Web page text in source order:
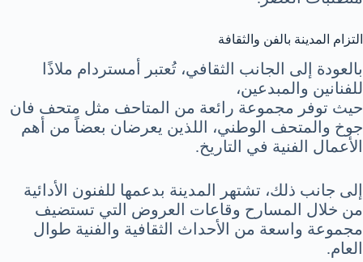
التزام المدينة بالفن والثقافة
بالعودة إلى الجانب الثقافي، تُعتبر أمستردام ملاذًا
للفنانين والمبدعين،
حيث توفر مجموعة رائعة من المتاحف مثل متحف فان
جوخ والمتحف الوطني، اللذين يعرضان بعضاً من أهم
الأعمال الفنية في التاريخ.
إلى جانب ذلك، تشتهر المدينة بدعمها للفنون الأدائية
من خلال المسارح وقاعات العروض التي تستضيف
مجموعة واسعة من الأحداث الثقافية والفنية طوال
العام.